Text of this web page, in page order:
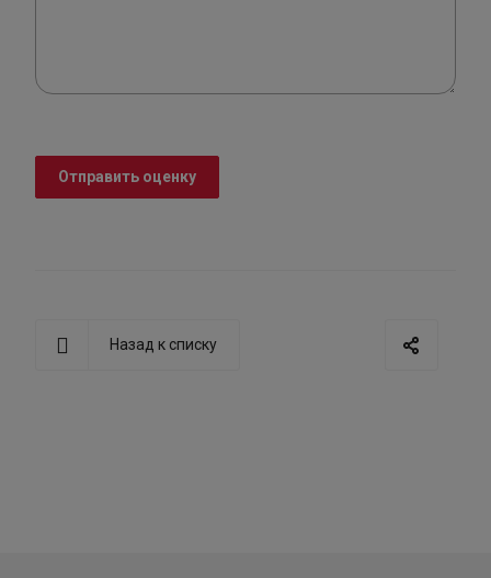
Отправить оценку
Назад к списку